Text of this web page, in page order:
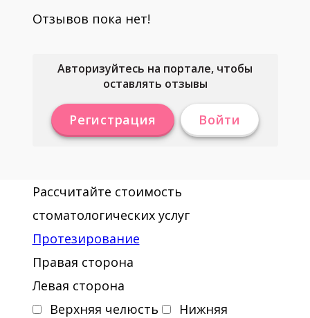
Отзывов пока нет!
Авторизуйтесь на портале, чтобы
оставлять отзывы
Регистрация Войти
Рассчитайте стоимость
стоматологических услуг
Протезирование
Правая сторона
Левая сторона
Верхняя челюсть
Нижняя